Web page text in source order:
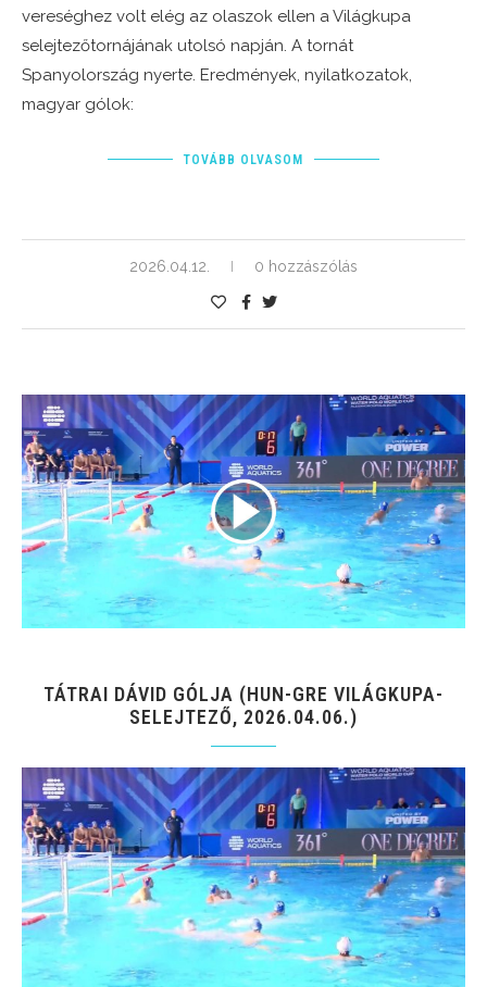
vereséghez volt elég az olaszok ellen a Világkupa
selejtezőtornájának utolsó napján. A tornát
Spanyolország nyerte. Eredmények, nyilatkozatok,
magyar gólok:
TOVÁBB OLVASOM
2026.04.12. 0 hozzászólás
TÁTRAI DÁVID GÓLJA (HUN-GRE VILÁGKUPA-
SELEJTEZŐ, 2026.04.06.)